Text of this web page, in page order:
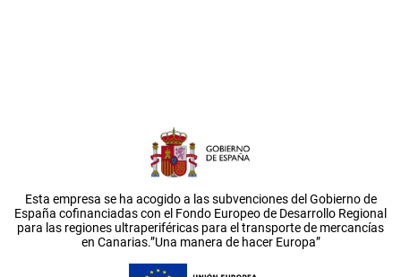
Esta empresa se ha acogido a las subvenciones del Gobierno de
España cofinanciadas con el Fondo Europeo de Desarrollo Regional
para las regiones ultraperiféricas para el transporte de mercancías
en Canarias.”Una manera de hacer Europa”